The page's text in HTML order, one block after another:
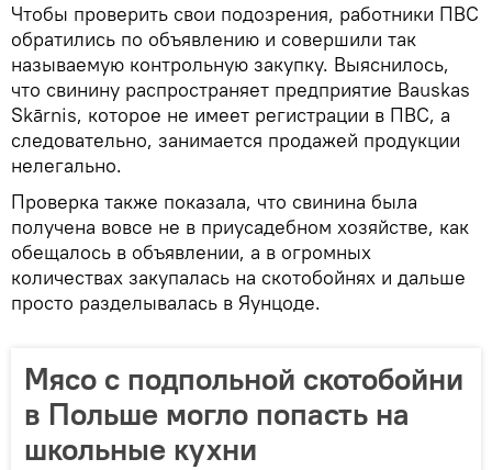
Чтобы проверить свои подозрения, работники ПВС
обратились по объявлению и совершили так
называемую контрольную закупку. Выяснилось,
что свинину распространяет предприятие Bauskas
Skārnis, которое не имеет регистрации в ПВС, а
следовательно, занимается продажей продукции
нелегально.
Проверка также показала, что свинина была
получена вовсе не в приусадебном хозяйстве, как
обещалось в объявлении, а в огромных
количествах закупалась на скотобойнях и дальше
просто разделывалась в Яунцоде.
Мясо с подпольной скотобойни
в Польше могло попасть на
школьные кухни